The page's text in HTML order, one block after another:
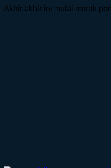
Akhir-akhir ini mulai marak